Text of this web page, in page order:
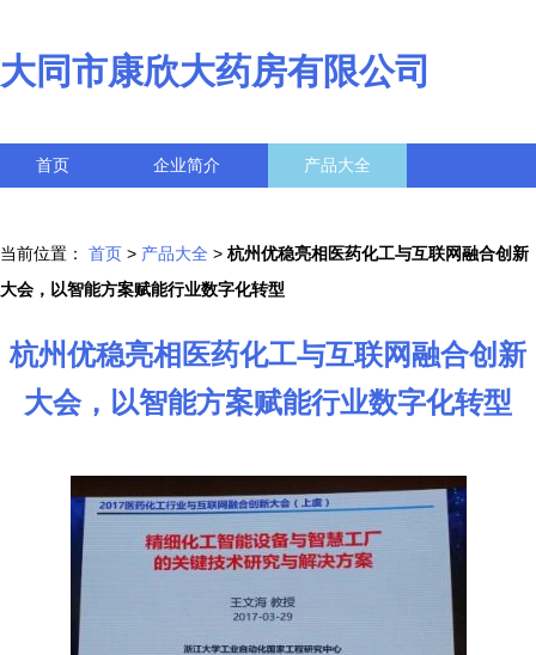
大同市康欣大药房有限公司
首页 企业简介 产品大全
当前位置： 首页 > 产品大全 > 杭州优稳亮相医药化工与互联网融合创新
大会，以智能方案赋能行业数字化转型
杭州优稳亮相医药化工与互联网融合创新
大会，以智能方案赋能行业数字化转型